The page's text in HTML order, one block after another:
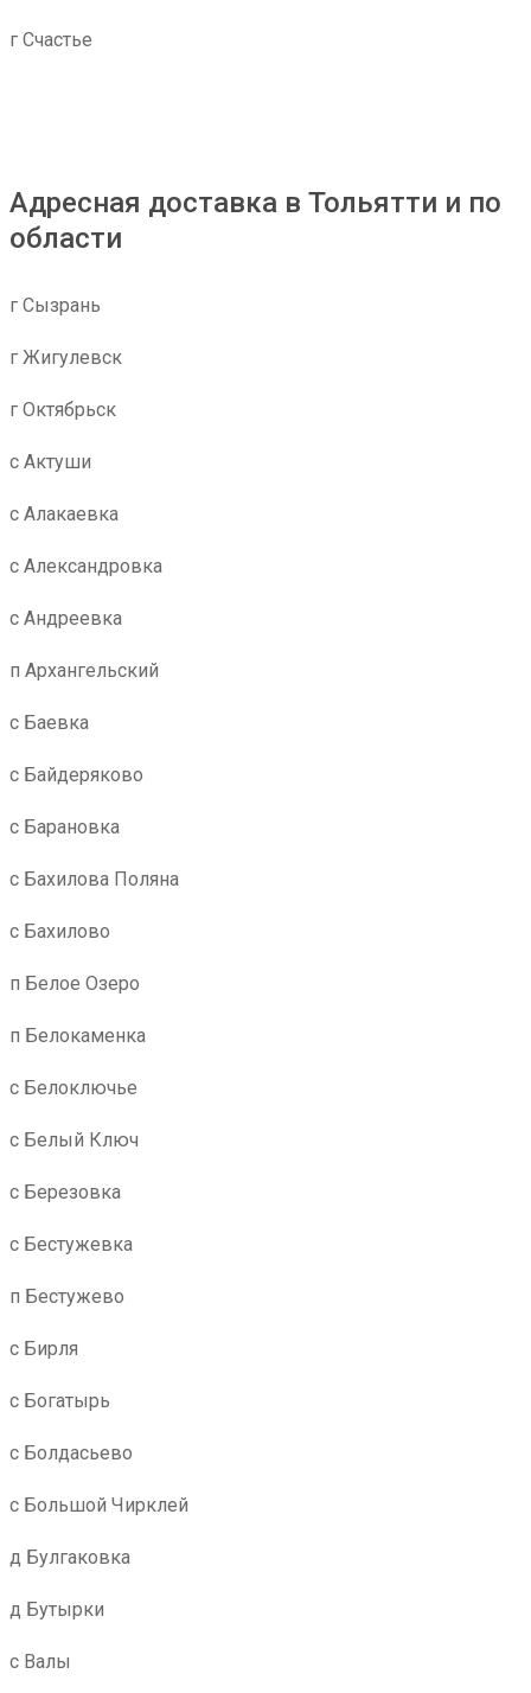
г Счастье
Адресная доставка в Тольятти и по
области
г Сызрань
г Жигулевск
г Октябрьск
с Актуши
с Алакаевка
с Александровка
с Андреевка
п Архангельский
с Баевка
с Байдеряково
с Барановка
с Бахилова Поляна
с Бахилово
п Белое Озеро
п Белокаменка
с Белоключье
с Белый Ключ
с Березовка
с Бестужевка
п Бестужево
с Бирля
с Богатырь
с Болдасьево
с Большой Чирклей
д Булгаковка
д Бутырки
с Валы